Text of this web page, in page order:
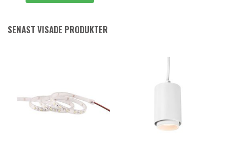
SENAST VISADE PRODUKTER